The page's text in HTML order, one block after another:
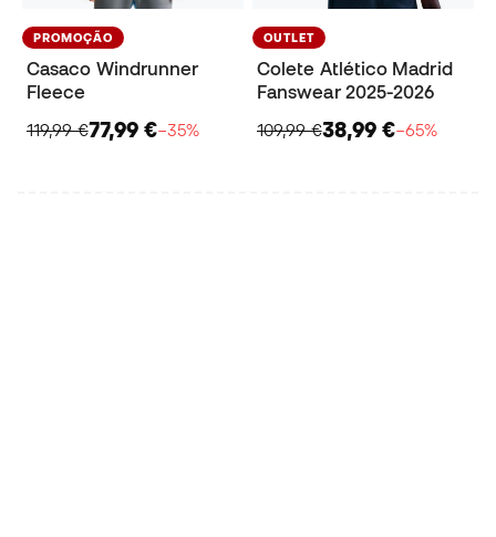
PROMOÇÃO
Casaco Windrunner
Fleece
119,99 €77,99 €−35%
OUTLET
Colete Atlético Madrid
Fanswear 2025-2026
109,99 €38,99 €−65%